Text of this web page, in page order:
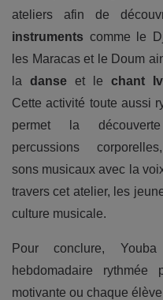
ateliers afin de
instruments comme le
les Maracas et le Doum
la danse et le chant
Cette activité toute aussi
permet la
percussions
sons musicaux avec la
travers cet atelier, les
culture musicale.
Pour conclure,
hebdomadaire
motivante ou chaque élève